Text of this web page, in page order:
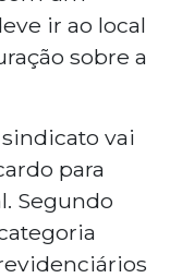
ir ao local
sobre a
vai
para
Segundo